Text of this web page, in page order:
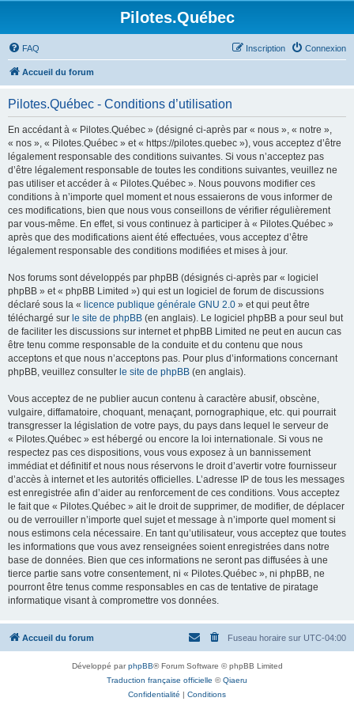
Pilotes.Québec
FAQ Connexion
Inscription
Accueil du forum
Pilotes.Québec - Conditions d’utilisation
En accédant à « Pilotes.Québec » (désigné ci-après par « nous », « notre »,
« nos », « Pilotes.Québec » et « https://pilotes.quebec »), vous acceptez d’être
légalement responsable des conditions suivantes. Si vous n’acceptez pas
d’être légalement responsable de toutes les conditions suivantes, veuillez ne
pas utiliser et accéder à « Pilotes.Québec ». Nous pouvons modifier ces
conditions à n’importe quel moment et nous essaierons de vous informer de
ces modifications, bien que nous vous conseillons de vérifier régulièrement
par vous-même. En effet, si vous continuez à participer à « Pilotes.Québec »
après que des modifications aient été effectuées, vous acceptez d’être
légalement responsable des conditions modifiées et mises à jour.
Nos forums sont développés par phpBB (désignés ci-après par « logiciel
phpBB » et « phpBB Limited ») qui est un logiciel de forum de discussions
déclaré sous la « licence publique générale GNU 2.0 » et qui peut être
téléchargé sur le site de phpBB (en anglais). Le logiciel phpBB a pour seul but
de faciliter les discussions sur internet et phpBB Limited ne peut en aucun cas
être tenu comme responsable de la conduite et du contenu que nous
acceptons et que nous n’acceptons pas. Pour plus d’informations concernant
phpBB, veuillez consulter le site de phpBB (en anglais).
Vous acceptez de ne publier aucun contenu à caractère abusif, obscène,
vulgaire, diffamatoire, choquant, menaçant, pornographique, etc. qui pourrait
transgresser la législation de votre pays, du pays dans lequel le serveur de
« Pilotes.Québec » est hébergé ou encore la loi internationale. Si vous ne
respectez pas ces dispositions, vous vous exposez à un bannissement
immédiat et définitif et nous nous réservons le droit d’avertir votre fournisseur
d’accès à internet et les autorités officielles. L’adresse IP de tous les messages
est enregistrée afin d’aider au renforcement de ces conditions. Vous acceptez
le fait que « Pilotes.Québec » ait le droit de supprimer, de modifier, de déplacer
ou de verrouiller n’importe quel sujet et message à n’importe quel moment si
nous estimons cela nécessaire. En tant qu’utilisateur, vous acceptez que toutes
les informations que vous avez renseignées soient enregistrées dans notre
base de données. Bien que ces informations ne seront pas diffusées à une
tierce partie sans votre consentement, ni « Pilotes.Québec », ni phpBB, ne
pourront être tenus comme responsables en cas de tentative de piratage
informatique visant à compromettre vos données.
Accueil du forum Fuseau horaire sur UTC-04:00
Développé parphpBB® Forum Software © phpBB Limited
Traduction française officielle ©Qiaeru
Confidentialité | Conditions